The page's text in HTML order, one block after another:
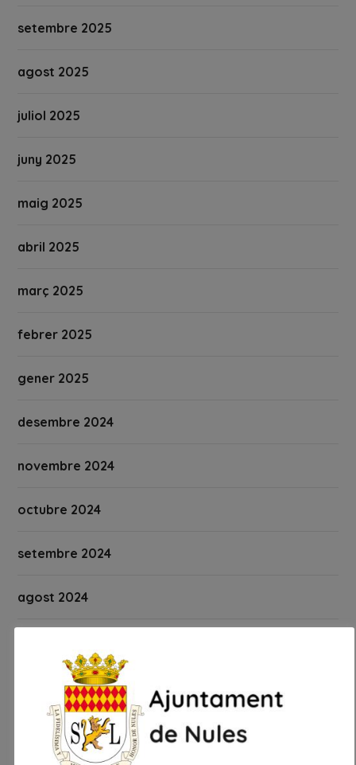
setembre 2025
agost 2025
juliol 2025
juny 2025
maig 2025
abril 2025
març 2025
febrer 2025
gener 2025
desembre 2024
novembre 2024
octubre 2024
setembre 2024
agost 2024
juny 2024
maig 2024